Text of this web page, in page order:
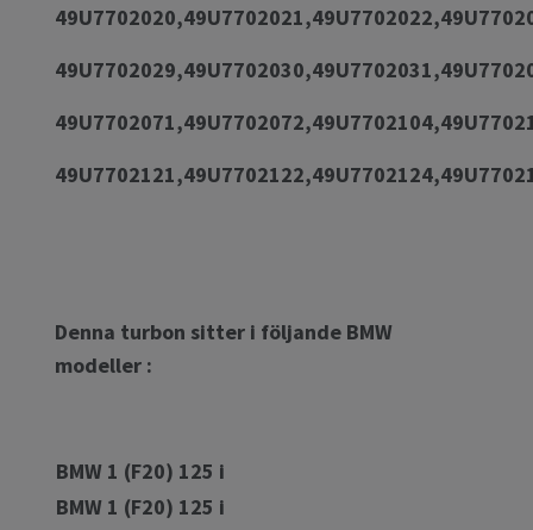
Denna turbon sitter i följande BMW
modeller :
BMW 1 (F20) 125 i
BMW 1 (F20) 125 i